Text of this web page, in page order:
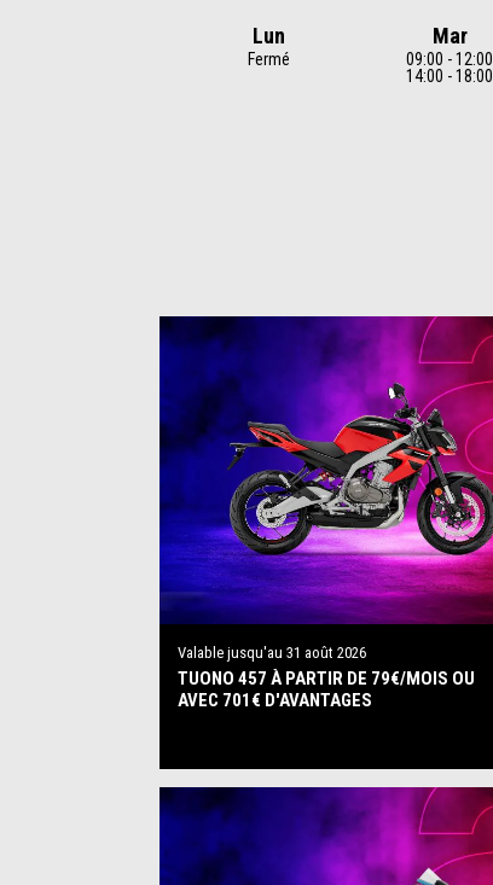
Lun
Fermé
Mar
09:00 - 12:00
14:00 - 18:00
Valable jusqu'au 31 août 2026
TUONO 457 À PARTIR DE 79€/MOIS OU
AVEC 701€ D'AVANTAGES